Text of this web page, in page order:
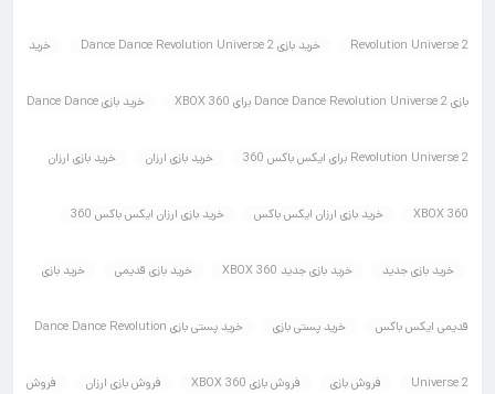
Revolution Universe 2 خرید بازی Dance Dance Revolution Universe 2 خرید
بازی Dance Dance Revolution Universe 2 برای XBOX 360 خرید بازی Dance Dance
Revolution Universe 2 برای ایکس باکس 360 خرید بازی ارزان خرید بازی ارزان
XBOX 360 خرید بازی ارزان ایکس باکس خرید بازی ارزان ایکس باکس 360
خرید بازی جدید خرید بازی جدید XBOX 360 خرید بازی قدیمی خرید بازی
قدیمی ایکس باکس خرید پستی بازی خرید پستی بازی Dance Dance Revolution
Universe 2 فروش بازی فروش بازی XBOX 360 فروش بازی ارزان فروش